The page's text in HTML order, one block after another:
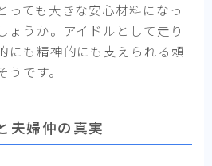
っても大きな安心材料になっ
ょうか。アイドルとして走り
にも精神的にも支えられる頼
です。
夫婦仲の真実